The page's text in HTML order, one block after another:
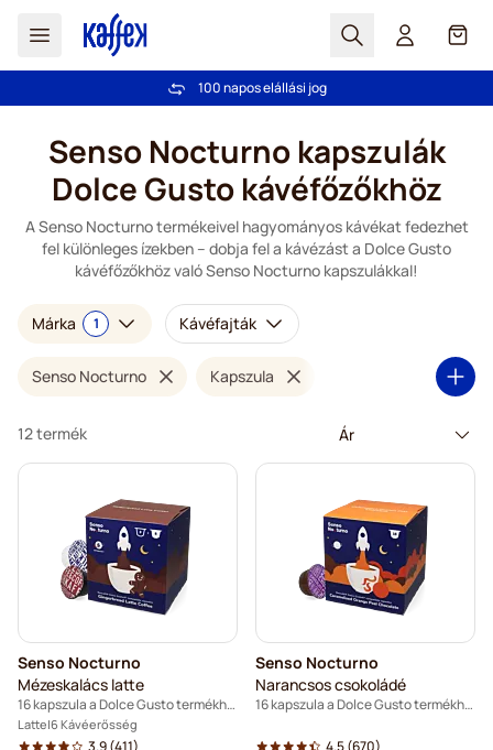
Search Cart
Ingyenes szállítás 20 000 Ft-tól
100 napos elállási jog
Senso Nocturno kapszulák
Dolce Gusto kávéfőzőkhöz
A Senso Nocturno termékeivel hagyományos kávékat fedezhet
fel különleges ízekben – dobja fel a kávézást a Dolce Gusto
kávéfőzőkhöz való Senso Nocturno kapszulákkal!
Márka 1 Kávéfajták
Senso Nocturno Kapszula
12 termék
Senso Nocturno
Mézeskalács latte
16 kapszula a Dolce Gusto termékhez
Latte 6 Kávéerősség
3.9(411)
Senso Nocturno
Narancsos csokoládé
16 kapszula a Dolce Gusto termékhez
4.5(670)